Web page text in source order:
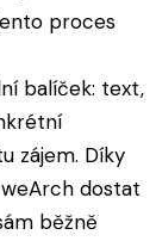
proces
balíček: text,
zájem. Díky
dostat
běžně